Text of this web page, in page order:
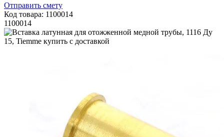
Отправить смету
Код товара: 1100014
1100014